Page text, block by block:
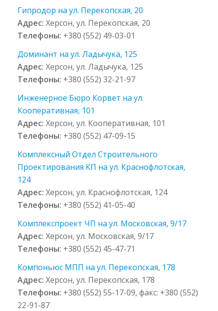
Гипродор на ул. Перекопская, 20
Адрес:Херсон, ул. Перекопская, 20
Телефоны: +380 (552) 49-03-01
Доминант на ул. Ладычука, 125
Адрес:Херсон, ул. Ладычука, 125
Телефоны: +380 (552) 32-21-97
Инженерное Бюро Корвет на ул.
Кооперативная, 101
Адрес:Херсон, ул. Кооперативная, 101
Телефоны: +380 (552) 47-09-15
Комплексный Отдел Строительного
Проектирования КП на ул. Краснофлотская,
124
Адрес:Херсон, ул. Краснофлотская, 124
Телефоны: +380 (552) 41-05-40
Комплекспроект ЧП на ул. Московская, 9/17
Адрес:Херсон, ул. Московская, 9/17
Телефоны: +380 (552) 45-47-71
Компоньюс МПП на ул. Перекопская, 178
Адрес:Херсон, ул. Перекопская, 178
Телефоны: +380 (552) 55-17-09, факс: +380 (552)
22-91-87